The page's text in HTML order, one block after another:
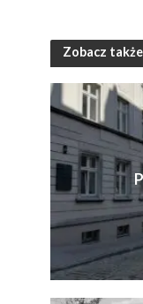
Zobacz także